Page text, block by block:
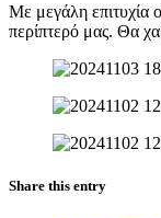
Με μεγάλη επιτυχία
περίπτερό μας. Θα
Share this entry